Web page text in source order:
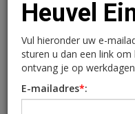
3W real
sluiten
Heuvel
Heuvel
Vul hieronder uw e-
sturen u dan een link
ontvang je op
E-mailadres*: